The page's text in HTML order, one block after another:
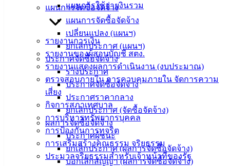
แผนการจัดซื้อจัดจ้าง
แผนการจัดซื้อจัดจ้าง
เปลี่ยนแปลง (แผนฯ)
ยกเลิกประกาศ (แผนฯ)
ประกาศจัดซื้อจัดจ้าง
ร่างประกาศ
ประกาศจัดซื้อจัดจ้าง
ประกาศราคากลาง
ยกเลิกประกาศ (จัดซื้อจัดจ้าง)
ผลการจัดซื้อจัดจ้าง
ประกาศผู้ชนะ
ยกเลิกประกาศ (ผลการจัดซื้อจัดจ้าง)
บอกเลิกสัญญา (ผลการจัดซื้อจัดจ้าง)
แผนการใช้จ่ายงินรวม
รายงานการเงิน
รายงานของผู้สอบบัญชี สตง.
รายงานแสดงผลการดำเนินงาน (งบประมาณ)
ตรวจสอบภายใน การควบคุมภายใน จัดการความ
เสี่ยง
กิจการสภาเทศบาล
การบริหารทรัพยากรบุคคล
การป้องกันการทุจริต
การเสริมสร้างคุณธรรม จริยธรรม
ประมวลจริยธรรมสำหรับเจ้าหน้าที่ของรัฐ
น่ารู้
ข่าวสาร
อิเล็กทรอนิกส์
องค์
ความรู้
(Knowledge
Management)
เทศบาล